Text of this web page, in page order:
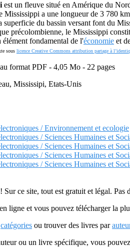
est un fleuve situé en Amérique du
Mississippi a une longueur de 3 780
superficie du bassin versant font du
précolombienne, le Mississippi
élément fondamental de l'économie et
sous licence Creative Commons attribution partage à
format PDF - 4,05 Mo - 22 pages
Mississipi, Etats-Unis
/ Environnement et ecologie
/ Sciences Humaines et
/ Sciences Humaines et
/ Sciences Humaines et
/ Sciences Humaines et
ce site, tout est gratuit et légal.
ligne et vous pouvez télécharger la
catégories ou trouver des livres par
ou un livre spécifique, vous